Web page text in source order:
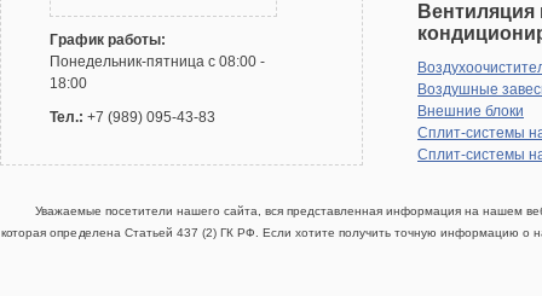
График работы:
Понедельник-пятница с 08:00 -
18:00
Тел.: +7 (989) 095-43-83
Вентиляция
Воздушные
Внешние блоки
Сплит-системы
Сплит-системы
Уважаемые посетители нашего сайта, вся представленная информация на нашем
которая определена Статьей 437 (2) ГК РФ. Если хотите получить точную информацию о